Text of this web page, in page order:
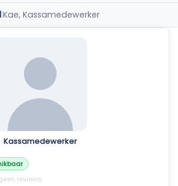
|Kae, Kassamedewerker
Kassamedewerker
reviews